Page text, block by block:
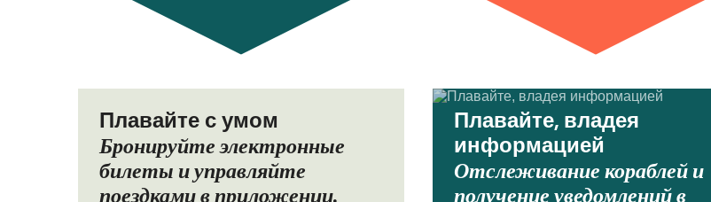
Плавайте с умом
Бронируйте электронные
билеты и управляйте
поездками в приложении.
Плавайте, владея
информацией
Отслеживание кораблей и
получение уведомлений в